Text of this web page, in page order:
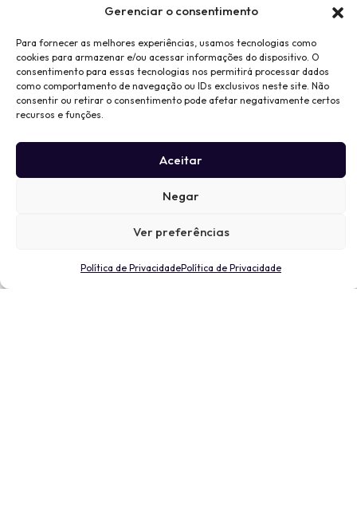
Gerenciar o consentimento
Para fornecer as melhores experiências, usamos tecnologias como
cookies para armazenar e/ou acessar informações do dispositivo. O
consentimento para essas tecnologias nos permitirá processar dados
como comportamento de navegação ou IDs exclusivos neste site. Não
consentir ou retirar o consentimento pode afetar negativamente certos
recursos e funções.
Aceitar
Negar
Ver preferências
Política de PrivacidadePolítica de Privacidade